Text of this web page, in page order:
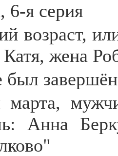
6-я серия
возраст,
жена
был
Анна